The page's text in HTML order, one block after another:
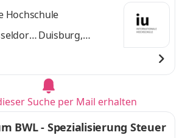
Hochschule
Duisburg,
Suche per Mail erhalten
BWL - Spezialisierung Steuer